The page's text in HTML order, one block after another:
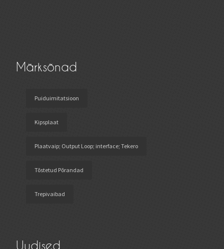
Märksõnad
Puiduimitatsioon
Kipsplaat
Plaatvaip; Output Loop; interface; Tekero
Tõstetud Põrandad
Trepivaibad
Uudised